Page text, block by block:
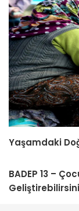
Yaşamdaki
BADEP 13 –